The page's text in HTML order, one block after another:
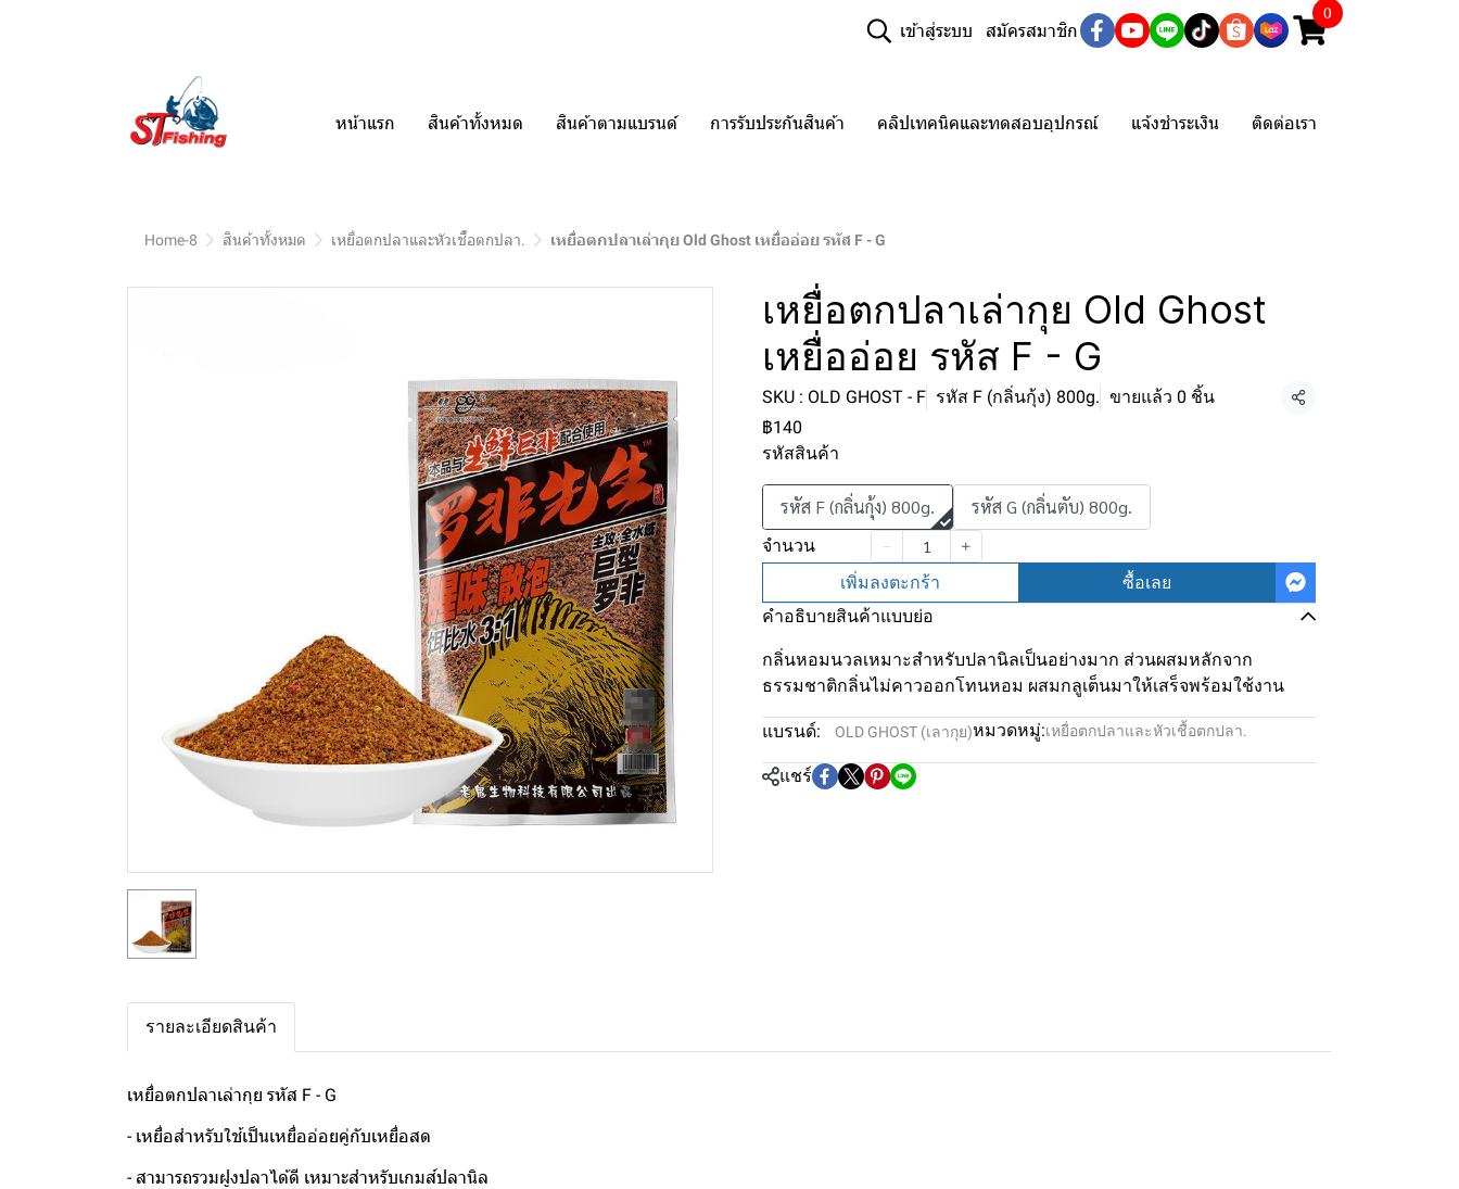
เข้าสู่ระบบ สมัครสมาชิก
0
หน้าแรก สินค้าทั้งหมด สินค้าตามแบรนด์ การรับประกันสินค้า คลิปเทคนิคและทดสอบอุปกรณ์ แจ้งชำระเงิน ติดต่อเรา
Home-8 สินค้าทั้งหมด เหยื่อตกปลาและหัวเชื้อตกปลา. เหยื่อตกปลาเล่ากุย Old Ghost เหยื่ออ่อย รหัส F - G
เหยื่อตกปลาเล่ากุย Old Ghost
เหยื่ออ่อย รหัส F - G
SKU : OLD GHOST - F รหัส F (กลิ่นกุ้ง) 800g. ขายแล้ว 0 ชิ้น แชร์
฿140
รหัสสินค้า
รหัส F (กลิ่นกุ้ง) 800g. รหัส G (กลิ่นตับ) 800g.
จำนวน
เพิ่มลงตะกร้า ซื้อเลย
คำอธิบายสินค้าแบบย่อ
กลิ่นหอมนวลเหมาะสำหรับปลานิลเป็นอย่างมาก ส่วนผสมหลักจาก
ธรรมชาติกลิ่นไม่คาวออกโทนหอม ผสมกลูเต็นมาให้เสร็จพร้อมใช้งาน
แบรนด์: OLD GHOST (เลากุย)หมวดหมู่:เหยื่อตกปลาและหัวเชื้อตกปลา.
แชร์
รายละเอียดสินค้า
เหยื่อตกปลาเล่ากุย รหัส F - G
- เหยื่อสำหรับใช้เป็นเหยื่ออ่อยคู่กับเหยื่อสด
- สามารถรวมฝูงปลาได้ดี เหมาะสำหรับเกมส์ปลานิล